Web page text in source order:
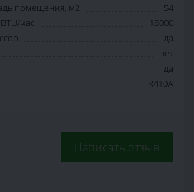
помещения, м2
54
час
18000
да
нет
да
R410A
Написать отзыв